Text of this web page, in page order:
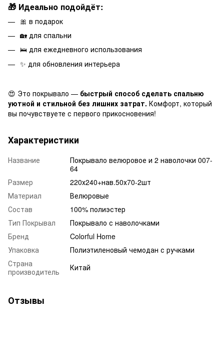
🎁 Идеально подойдёт:
🎀 в подарок
🏡 для спальни
🛌 для ежедневного использования
✨ для обновления интерьера
😍 Это покрывало — быстрый способ сделать спальню
уютной и стильной без лишних затрат. Комфорт, который
вы почувствуете с первого прикосновения!
Характеристики
Название
Покрывало велюровое и 2 наволочки 007-
64
Размер
220х240+нав.50х70-2шт
Материал
Велюровые
Состав
100% полиэстер
Тип Покрывал
Покрывало с наволочками
Бренд
Colorful Home
Упаковка
Полиэтиленовый чемодан с ручками
Страна
производитель
Китай
Отзывы